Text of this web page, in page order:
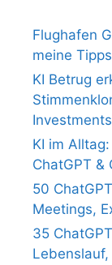
Flughafen
meine Tipps
KI Betrug
Investments
KI im
ChatGPT &
50
Meetings,
35